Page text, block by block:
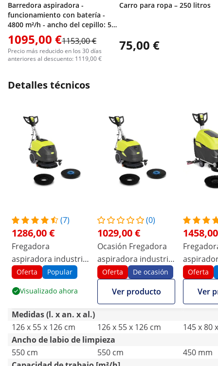
Barredora aspiradora -
funcionamiento con batería -
4800 m²/h - ancho del cepillo: 52
cm
1095,00 €1153,00 €
Precio más reducido en los 30 días
anteriores al descuento: 1119,00 €
Carro para ropa – 250 litros
75,00 €
Detalles técnicos
(7)
1286,00 €
Fregadora
aspiradora industrial
- 45,5 cm - 1450 m²/h
Oferta Popular
Visualizado ahora
(0)
1029,00 €
Ocasión Fregadora
aspiradora industrial
- 45,5 cm - 1450 m²/h
Oferta De ocasión
Ver producto
- 45,7
m²/h
Oferta
Ver
Medidas (l. x an. x al.)
126 x 55 x 126 cm
126 x 55 x 126 cm
145 x 80
Ancho de labio de limpieza
550 cm
550 cm
450 mm